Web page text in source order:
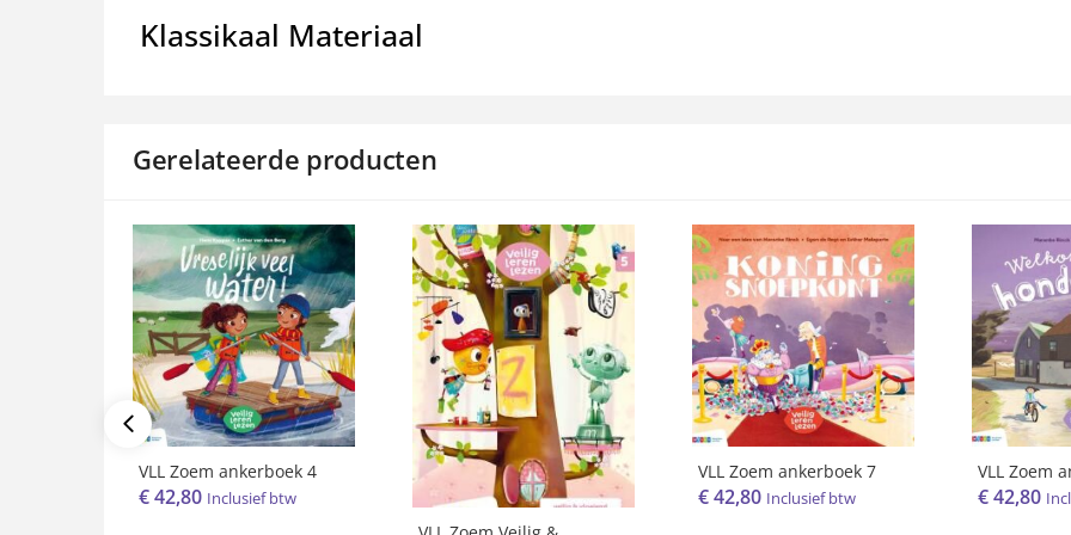
Klassikaal Materiaal
Gerelateerde producten
VLL Zoem ankerboek 4
€42,80 Inclusief btw
VLL Zoem ankerboek 7
€42,80 Inclusief btw
VLL Zoem
€42,80